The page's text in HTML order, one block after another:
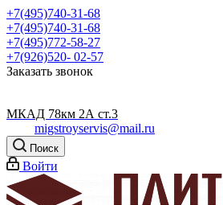
+7(495)740-31-68
+7(495)740-31-68
+7(495)772-58-27
+7(926)520- 02-57
Заказать звонок
МКАД 78км 2А ст.3
migstroyservis@mail.ru
Поиск
Войти